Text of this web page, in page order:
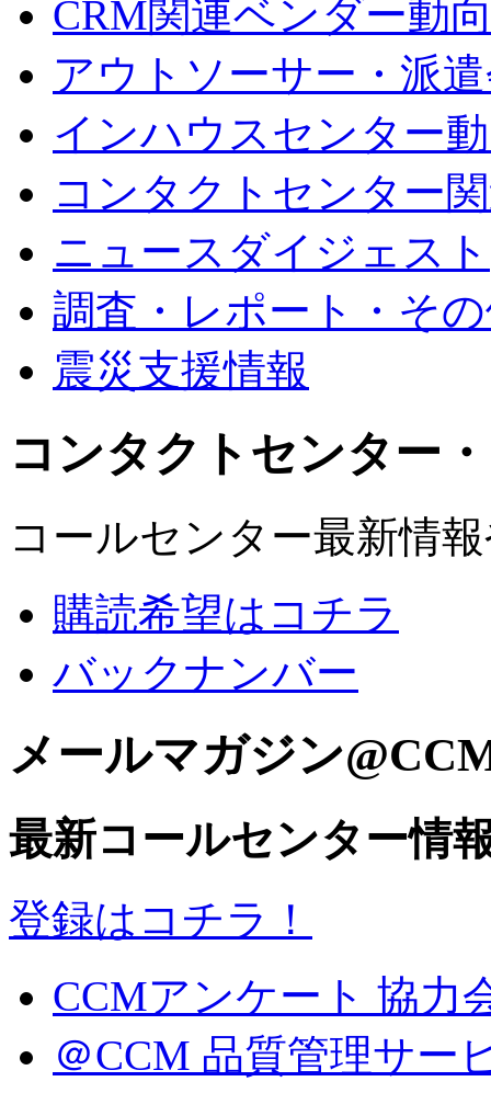
CRM関連ベンダー動
アウトソーサー・派
インハウスセンター
コンタクトセンター
ニュースダイジェスト
調査・レポート・そ
震災支援情報
コンタクトセンター
コールセンター最新情
購読希望はコチラ
バックナンバー
メールマガジン
最新コールセンター情
登録はコチラ！
CCMアンケート 協力
＠CCM 品質管理サー